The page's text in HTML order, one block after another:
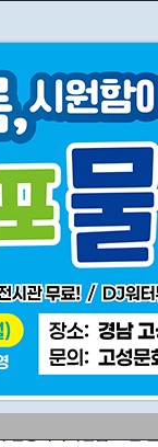
| 고성소식 | 인물/
시 민생회복지
민생 1호 공약, 시의회